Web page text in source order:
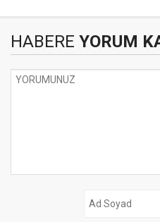
HABERE YORUM